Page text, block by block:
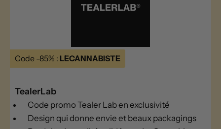
Code -85% : LECANNABISTE
TealerLab
Code promo Tealer Lab en exclusivité
Design qui donne envie et beaux packagings